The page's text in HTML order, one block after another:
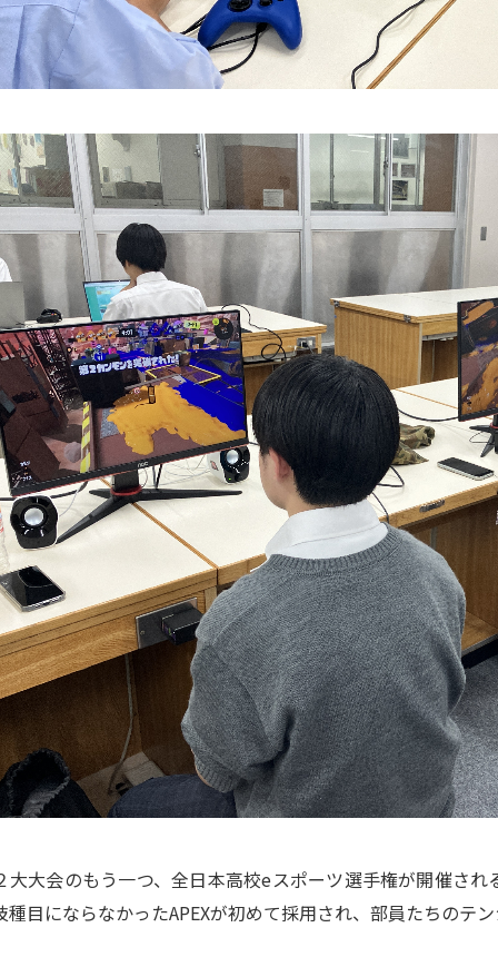
大大会のもう一つ、全日本高校eスポーツ選手権が開催さ
種目にならなかったAPEXが初めて採用され、部員たちのテ